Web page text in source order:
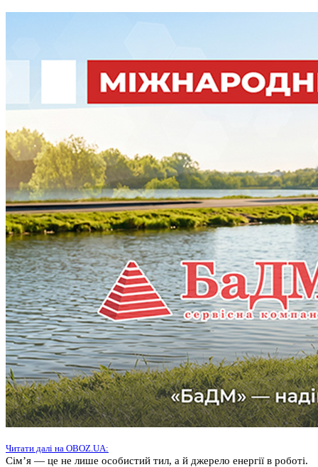
Читати далі на OBOZ.UA:
Сім’я — це не лише особистий тил, а й джерело енергії в роботі.